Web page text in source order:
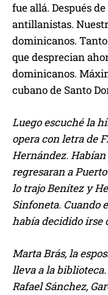
fue allá. Después
antillanistas.
dominicanos.
que desprecian
dominicanos.
cubano de Santo
Luego escuché la
opera con letra de
Hernández.
regresaran a
lo trajo Benítez y
Sinfoneta. Cuando
había decidido irse
Marta Brás, la
lleva a la
Rafael Sánchez,